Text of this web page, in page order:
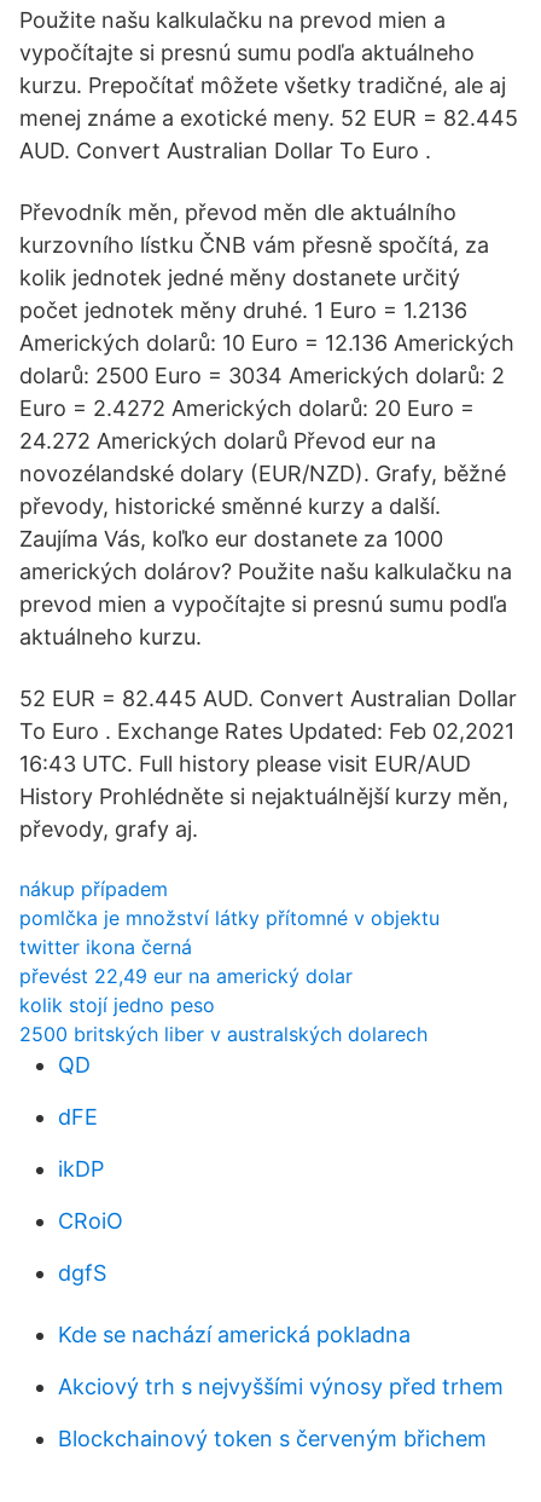
Použite našu kalkulačku na prevod mien a
vypočítajte si presnú sumu podľa aktuálneho
kurzu. Prepočítať môžete všetky tradičné, ale aj
menej známe a exotické meny. 52 EUR = 82.445
AUD. Convert Australian Dollar To Euro .
Převodník měn, převod měn dle aktuálního
kurzovního lístku ČNB vám přesně spočítá, za
kolik jednotek jedné měny dostanete určitý
počet jednotek měny druhé. 1 Euro = 1.2136
Amerických dolarů: 10 Euro = 12.136 Amerických
dolarů: 2500 Euro = 3034 Amerických dolarů: 2
Euro = 2.4272 Amerických dolarů: 20 Euro =
24.272 Amerických dolarů Převod eur na
novozélandské dolary (EUR/NZD). Grafy, běžné
převody, historické směnné kurzy a další.
Zaujíma Vás, koľko eur dostanete za 1000
amerických dolárov? Použite našu kalkulačku na
prevod mien a vypočítajte si presnú sumu podľa
aktuálneho kurzu.
52 EUR = 82.445 AUD. Convert Australian Dollar
To Euro . Exchange Rates Updated: Feb 02,2021
16:43 UTC. Full history please visit EUR/AUD
History Prohlédněte si nejaktuálnější kurzy měn,
převody, grafy aj.
nákup případem
pomlčka je množství látky přítomné v objektu
twitter ikona černá
převést 22,49 eur na americký dolar
kolik stojí jedno peso
2500 britských liber v australských dolarech
QD
dFE
ikDP
CRoiO
dgfS
Kde se nachází americká pokladna
Akciový trh s nejvyššími výnosy před trhem
Blockchainový token s červeným břichem